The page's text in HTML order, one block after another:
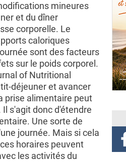
mineures
et du dîner
corporelle. Le
caloriques
sont des facteurs
sur le poids corporel.
of Nutritional
déjeuner et avancer
prise alimentaire peut
s'agit donc d'étendre
Une sorte de
journée. Mais si cela
horaires peuvent
les activités du